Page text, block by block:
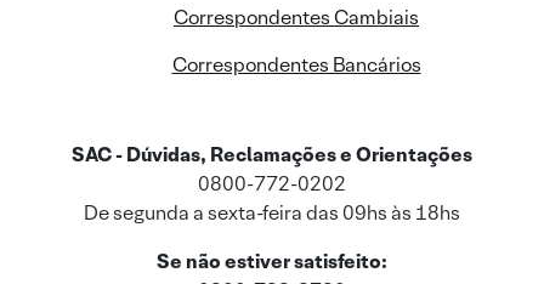
Correspondentes Cambiais
Correspondentes Bancários
SAC - Dúvidas, Reclamações e Orientações
0800-772-0202
De segunda a sexta-feira das 09hs às 18hs
Se não estiver satisfeito: